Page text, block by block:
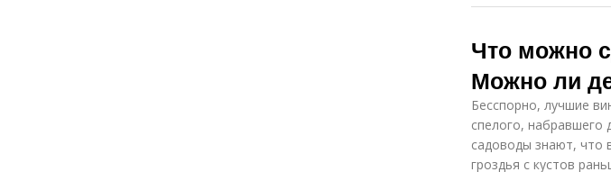
Что можно
Можно ли
Бесспорно, лучшие
спелого, набравшего
садоводы знают, что
гроздья с кустов